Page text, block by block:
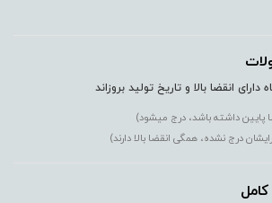
انقضا بالا و تاریخ تولید بروزاند
داشته باشد، درج میشود)
درج نشده، همگی انقضا بالا دارند)